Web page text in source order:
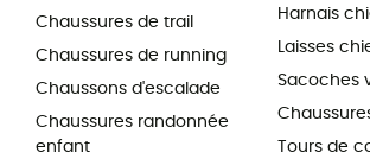
Chaussures de trail
Chaussures de running
Chaussons d'escalade
Chaussures randonnée
enfant
Harnais
Laisses
Sacoches
Tours de